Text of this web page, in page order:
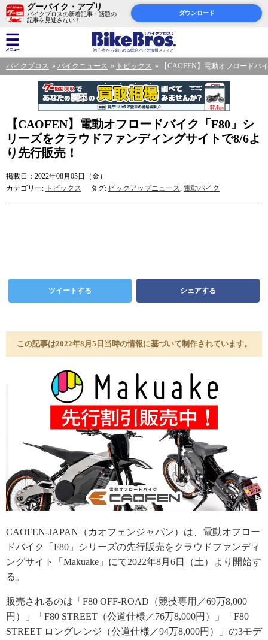
グーバイク・アプリ
バイクブロスの新着記事・話題の
記事を見逃さない！
ダウンロード
バイクブロス バイクニュース トピックス 【CAOFEN】電動オフロードバ
【CAOFEN】電動オフロードバイク「F80」シ
リーズをクラウドファンディングサイトで8/6よ
り先行販売！
掲載日：2022年08月05日（金）
カテゴリー: トピックス タグ: ピックアップニュース, 電動バイク
ツイートする シェアする
この記事は2022年8月5日当時の情報に基づいて制作されています。
CAOFEN-JAPAN（カオフェンジャパン）は、電動オフロー
ドバイク「F80」シリーズの先行販売をクラウドファンディ
ングサイト「Makuake」にて2022年8月6日（土）より開始す
る。
販売されるのは「F80 OFF-ROAD（競技専用／69万8,000
円）」「F80 STREET（公道仕様／76万8,000円）」「F80
STREET ロングレンジ（公道仕様／94万8,000円）」の3モデ